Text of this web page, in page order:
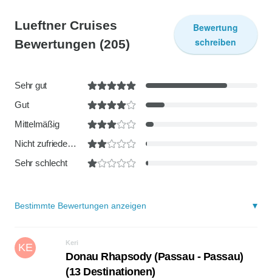
Lueftner Cruises
Bewertungen (205)
Bewertung
schreiben
Sehr gut
Gut
Mittelmäßig
Nicht zufriedenstellend
Sehr schlecht
Bestimmte Bewertungen anzeigen
KE Keri
Donau Rhapsody (Passau - Passau)
(13 Destinationen)